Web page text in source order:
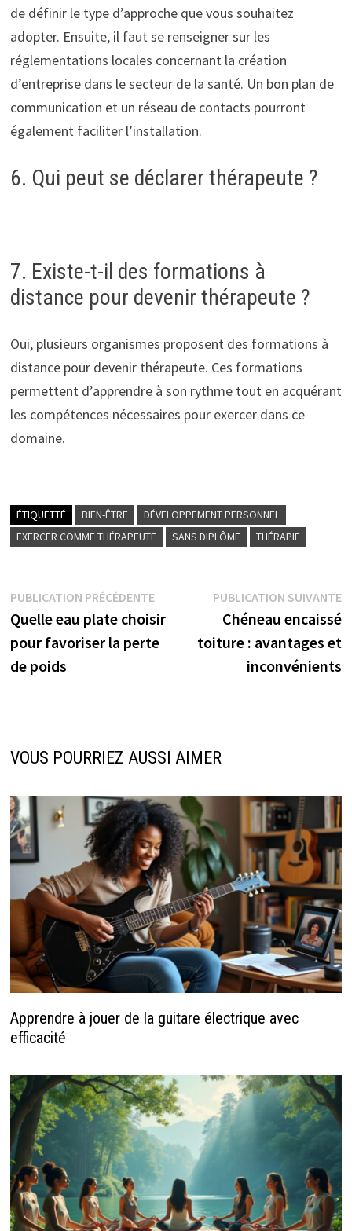
de définir le type d’approche que vous souhaitez
adopter. Ensuite, il faut se renseigner sur les
réglementations locales concernant la création
d’entreprise dans le secteur de la santé. Un bon plan de
communication et un réseau de contacts pourront
également faciliter l’installation.
6. Qui peut se déclarer thérapeute ?
7. Existe-t-il des formations à
distance pour devenir thérapeute ?
Oui, plusieurs organismes proposent des formations à
distance pour devenir thérapeute. Ces formations
permettent d’apprendre à son rythme tout en acquérant
les compétences nécessaires pour exercer dans ce
domaine.
ÉTIQUETTÉ BIEN-ÊTRE
DÉVELOPPEMENT PERSONNEL
EXERCER COMME THÉRAPEUTE
SANS DIPLÔME THÉRAPIE
Navigation
de
l’article
PUBLICATION PRÉCÉDENTEPublication
précédente :
Quelle eau plate choisir
pour favoriser la perte
de poids
PUBLICATION SUIVANTE
Chéneau encaissé
toiture : avantages et
inconvénients
VOUS POURRIEZ AUSSI AIMER
Apprendre à jouer de la guitare électrique avec
efficacité